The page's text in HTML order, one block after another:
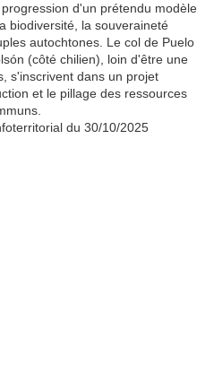
d'un prétendu modèle
biodiversité, la souveraineté
autochtones. Le col de Puelo
(côté chilien), loin d'être une
s'inscrivent dans un projet
et le pillage des ressources
du 30/10/2025